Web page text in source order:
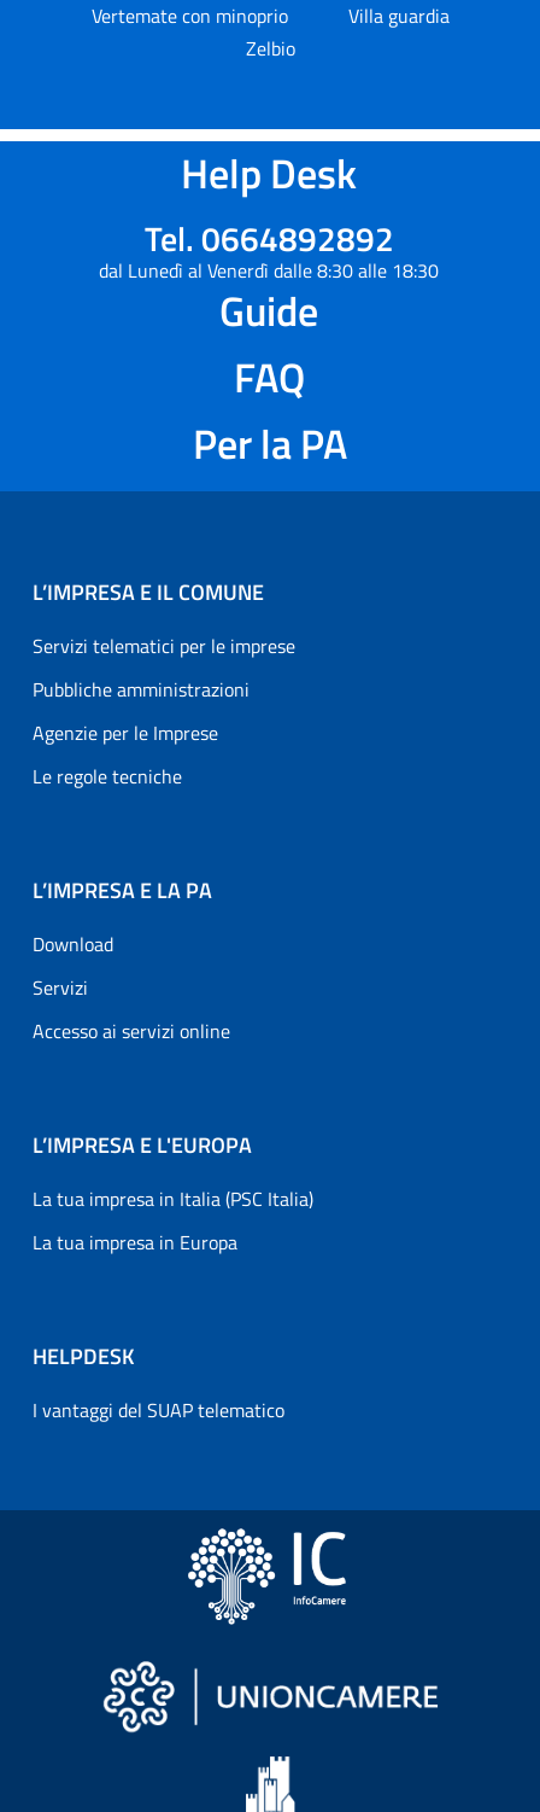
Vertemate con minoprio
Villa guardia
Zelbio
Help Desk
Tel. 0664892892
dal Lunedì al Venerdì dalle 8:30 alle 18:30
Guide
FAQ
Per la PA
L’IMPRESA E IL COMUNE
Servizi telematici per le imprese
Pubbliche amministrazioni
Agenzie per le Imprese
Le regole tecniche
L’IMPRESA E LA PA
Download
Servizi
Accesso ai servizi online
L’IMPRESA E L'EUROPA
La tua impresa in Italia (PSC Italia)
La tua impresa in Europa
HELPDESK
I vantaggi del SUAP telematico